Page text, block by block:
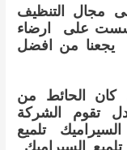
مجال التنظيف
على ارضاء
من افضل
كان الحائط من
تقوم الشركة
تلميع
السيراميك